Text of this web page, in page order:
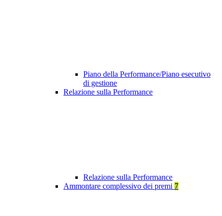
Piano della Performance/Piano esecutivo
di gestione
Relazione sulla Performance
Relazione sulla Performance
Ammontare complessivo dei premi 7